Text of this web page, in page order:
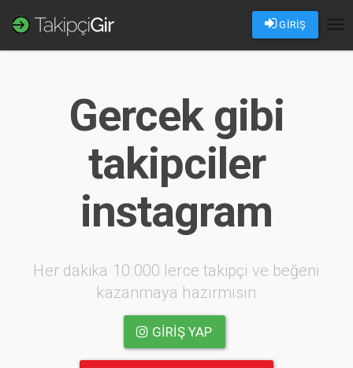
GİRİŞ
Gercek gibi
takipciler
instagram
Her dakika 10.000 lerce takipçi ve beğeni
kazanmaya hazırmısın
GIRIŞ YAP